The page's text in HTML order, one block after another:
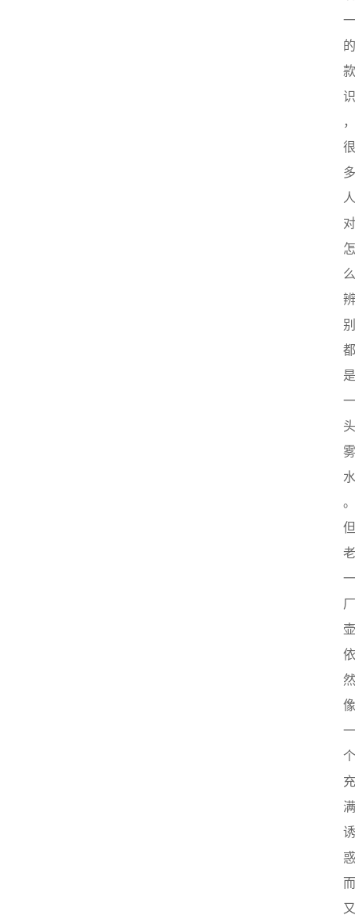
一
的
款
识
，
很
多
人
对
怎
么
辨
别
都
是
一
头
雾
水
。
但
老
一
厂
壶
依
然
像
一
个
充
满
诱
惑
而
又